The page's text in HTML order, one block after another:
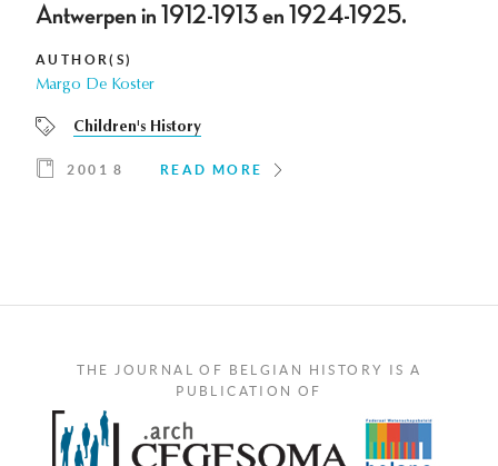
Antwerpen in 1912-1913 en 1924-1925.
AUTHOR(S)
Margo De Koster
Children's History
2001 8 READ MORE
THE JOURNAL OF BELGIAN HISTORY IS A
PUBLICATION OF